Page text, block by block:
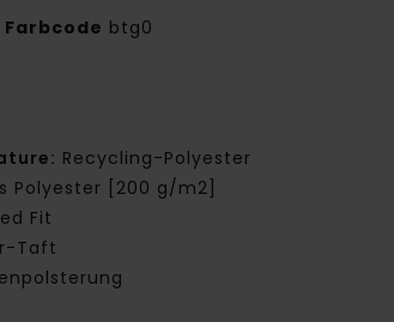
Farbcode btg0
Recycling-Polyester
Polyester [200 g/m2]
Fit
Taft